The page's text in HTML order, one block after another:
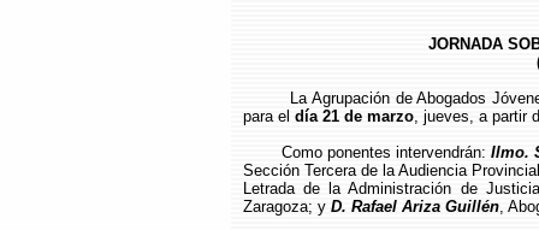
JORNADA
La Agrupación de Abogados
para el día 21 de marzo, jueves, a partir
Como ponentes intervendrán: Ilmo.
Sección Tercera de la Audiencia
Letrada de la Administración de
Zaragoza; y D. Rafael Ariza Guillén,